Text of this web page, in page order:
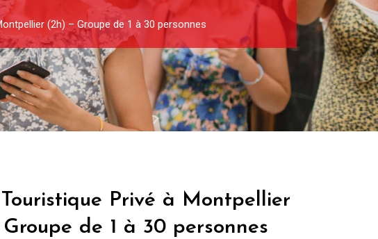
(2h) – Groupe de 1 à 30 personnes
Privé à Montpellier
de 1 à 30 personnes